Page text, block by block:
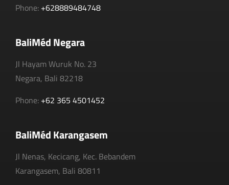
Phone: +628889484748
BaliMéd Negara
Jl Hayam Wuruk No. 23
Negara, Bali 82218
Phone: +62 365 4501452
BaliMéd Karangasem
Jl Nenas, Kecicang, Kec. Bebandem
Karangasem, Bali 80811